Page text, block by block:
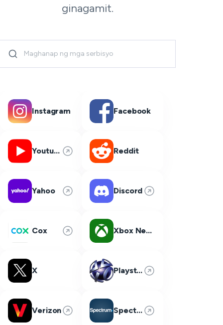
ginagamit.
Instagram Facebook
Youtube Reddit
Yahoo Discord
Cox Xbox Network
X Playstation Network
Verizon Spectrum